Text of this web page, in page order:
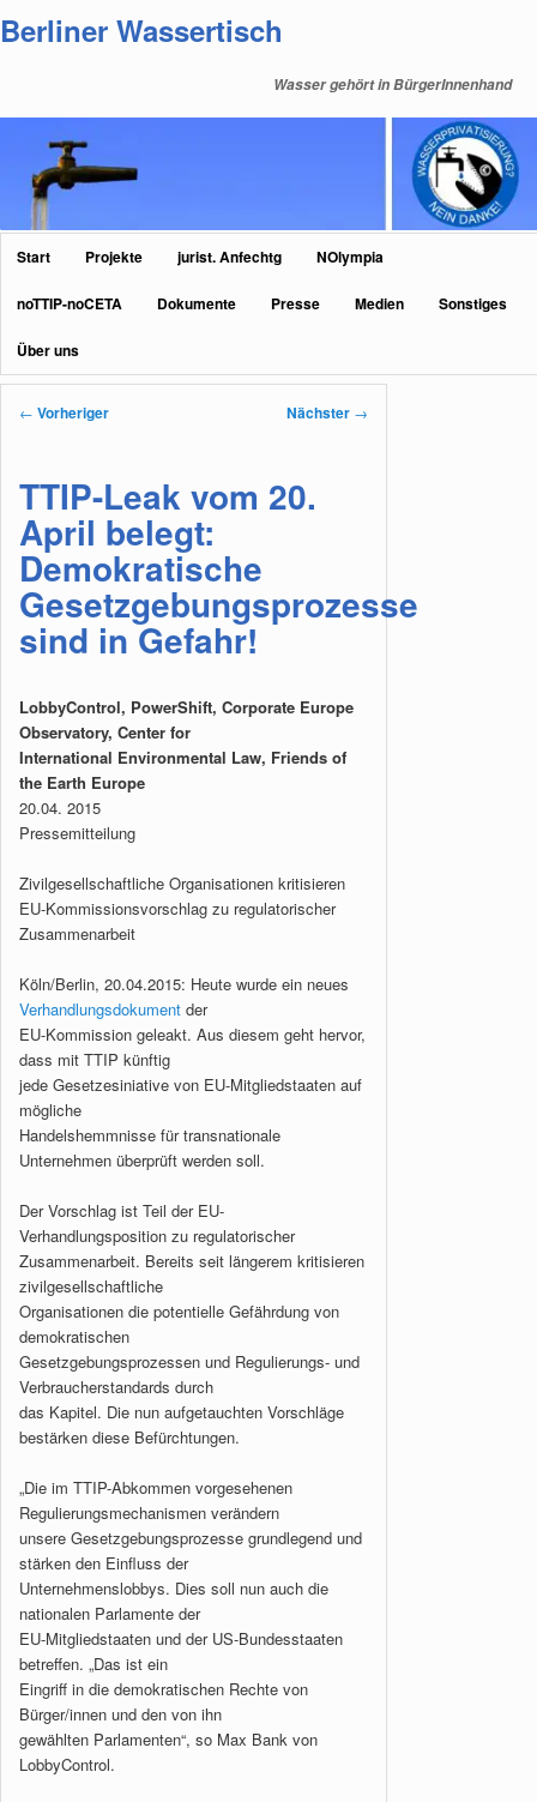
primären
Berliner Wassertisch
Wasser gehört in BürgerInnenhand
Hauptmenü
Start Projekte jurist. Anfechtg NOlympia
noTTIP-noCETA Dokumente Presse Medien Sonstiges
Über uns
Beitragsnavigation
← Vorheriger Nächster →
TTIP-Leak vom 20.
April belegt:
Demokratische
Gesetzgebungsprozesse
sind in Gefahr!
LobbyControl, PowerShift, Corporate Europe
Observatory, Center for
International Environmental Law, Friends of
the Earth Europe
20.04. 2015
Pressemitteilung
Zivilgesellschaftliche Organisationen kritisieren
EU-Kommissionsvorschlag zu regulatorischer
Zusammenarbeit
Köln/Berlin, 20.04.2015: Heute wurde ein neues
Verhandlungsdokument der
EU-Kommission geleakt. Aus diesem geht hervor,
dass mit TTIP künftig
jede Gesetzesiniative von EU-Mitgliedstaaten auf
mögliche
Handelshemmnisse für transnationale
Unternehmen überprüft werden soll.
Der Vorschlag ist Teil der EU-
Verhandlungsposition zu regulatorischer
Zusammenarbeit. Bereits seit längerem kritisieren
zivilgesellschaftliche
Organisationen die potentielle Gefährdung von
demokratischen
Gesetzgebungsprozessen und Regulierungs- und
Verbraucherstandards durch
das Kapitel. Die nun aufgetauchten Vorschläge
bestärken diese Befürchtungen.
„Die im TTIP-Abkommen vorgesehenen
Regulierungsmechanismen verändern
unsere Gesetzgebungsprozesse grundlegend und
stärken den Einfluss der
Unternehmenslobbys. Dies soll nun auch die
nationalen Parlamente der
EU-Mitgliedstaaten und der US-Bundesstaaten
betreffen. „Das ist ein
Eingriff in die demokratischen Rechte von
Bürger/innen und den von ihn
gewählten Parlamenten“, so Max Bank von
LobbyControl.